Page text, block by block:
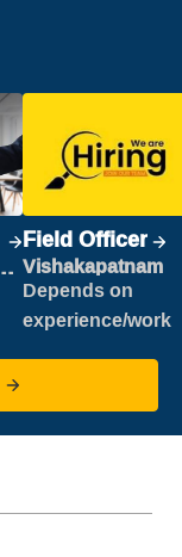
Field Officer
Vishakapatnam
Depends on
experience/work